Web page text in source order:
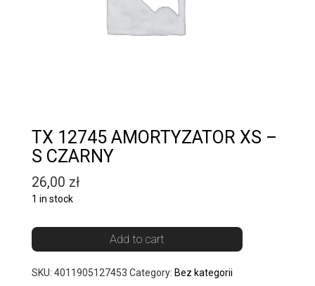
TX 12745 AMORTYZATOR XS –
S CZARNY
26,00 zł
1 in stock
Add to cart
SKU: 4011905127453 Category: Bez kategorii